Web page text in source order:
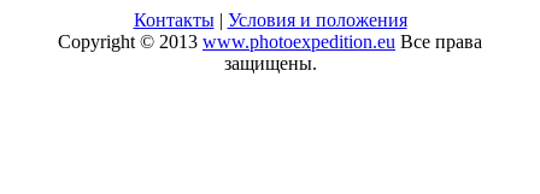
Контакты| Условия и положения
Copyright © 2013 www.photoexpedition.eu Все права
защищены.